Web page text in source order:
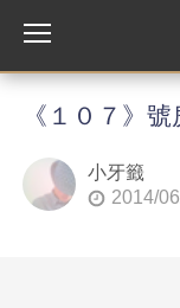
《１０７》
小牙籤
2014/